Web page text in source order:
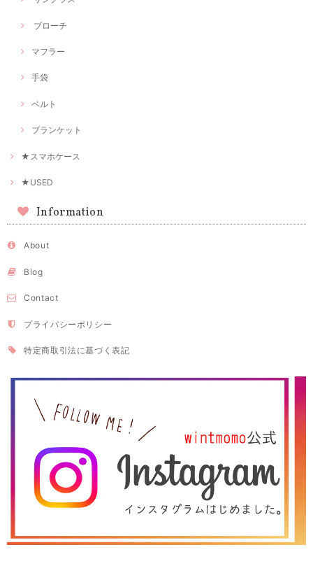
ブローチ
マフラー
手袋
ベルト
ブランケット
★スマホケース
★USED
Information
About
Blog
Contact
プライバシーポリシー
特定商取引法に基づく表記